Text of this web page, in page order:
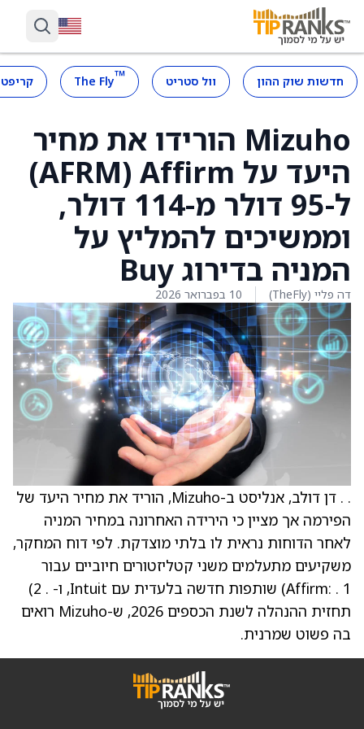
חדשות שוק ההון וול סטריט ™
The Fly
Mizuho הורידו את מחיר
היעד על Affirm ‏(AFRM)
ל-95 דולר מ-114 דולר,
וממשיכים להמליץ על
המניה בדירוג Buy
דה פליי (TheFly) 10 בפברואר 2026
. . דן דולב, אנליסט ב-Mizuho, הוריד את מחיר היעד של
הפירמה אך מציין כי הירידה האחרונה במחיר המניה
לאחר הדוחות נראית לו בלתי מוצדקת. לפי דוח המחקר,
משקיעים מתעלמים משני קטליזטורים חיוביים עבור
Affirm: . 1) שותפות חדשה בלעדית עם Intuit, ו- . 2)
תחזית ההנהלה לשנת הכספים 2026, ש-Mizuho רואים
בה פשוט שמרנית.